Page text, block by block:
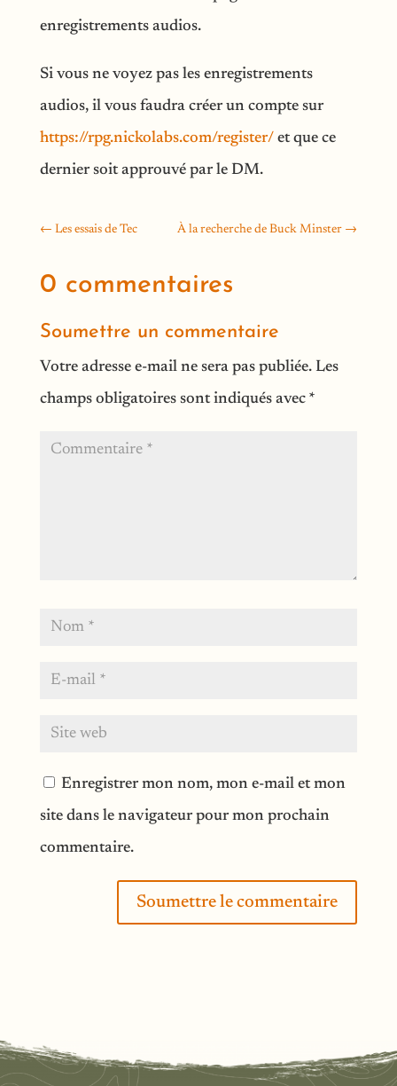
enregistrements audios.
Si vous ne voyez pas les enregistrements
audios, il vous faudra créer un compte sur
https://rpg.nickolabs.com/register/ et que ce
dernier soit approuvé par le DM.
← Les essais de Tec À la recherche de Buck Minster →
0 commentaires
Soumettre un commentaire
Votre adresse e-mail ne sera pas publiée. Les
champs obligatoires sont indiqués avec *
Enregistrer mon nom, mon e-mail et mon
site dans le navigateur pour mon prochain
commentaire.
Soumettre le commentaire